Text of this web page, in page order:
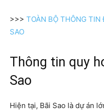
>>> TOÀN BỘ THÔNG
SAO
Thông tin quy
Sao
Hiện tại, Bãi Sao là dự án